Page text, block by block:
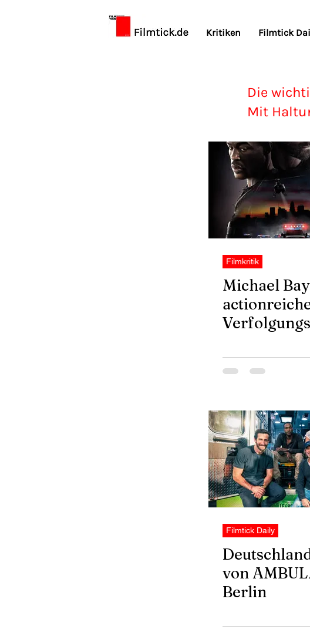
Kritiken Filmtick
Die
Mit
Filmkritik
Michael
Filmtick Daily
von
Berlin